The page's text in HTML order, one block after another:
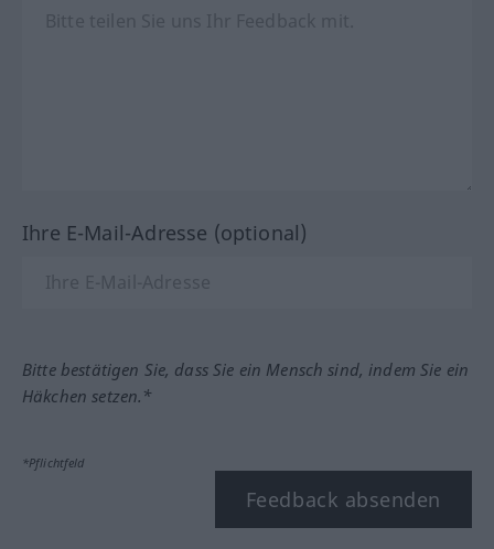
Ihre E-Mail-Adresse (optional)
Bitte bestätigen Sie, dass Sie ein Mensch sind, indem Sie ein
Häkchen setzen.*
*Pflichtfeld
Feedback absenden